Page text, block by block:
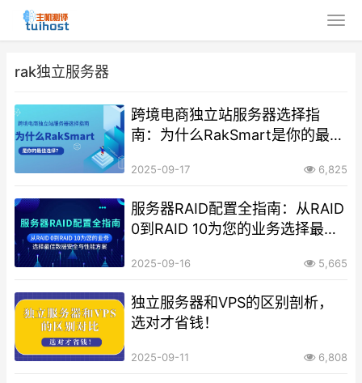
rak独立服务器
跨境电商独立站服务器选择指
南：为什么RakSmart是你的最佳
2025-09-17 6,825
服务器RAID配置全指南：从RAID
0到RAID 10为您的业务选择最佳
2025-09-16 5,665
独立服务器和VPS的区别剖析，
选对才省钱！
2025-09-11 6,808